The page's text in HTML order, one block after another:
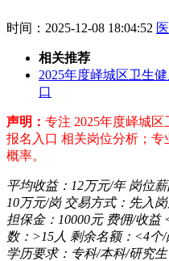
时间：2025-12-08 18:04:52
相关推荐
2025年度峄城区卫生
口
声明： 专注 2025年度峄城
报名入口 相关岗位分析；
概率。
平均收益： 12万元/年 岗位薪
10万元/岗 交易方式： 先入
担保金： 10000元 费佣/收益
数： >15人 剩余名额： <4个/
学历要求： 专科/本科/研究生